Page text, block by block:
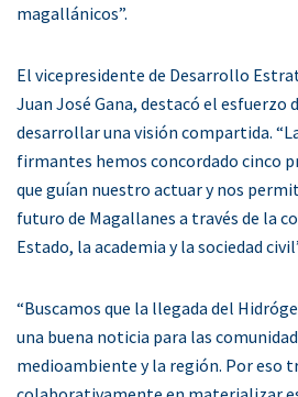
magallánicos”.
El vicepresidente de Desarrollo
Juan José Gana, destacó el esfuerzo
desarrollar una visión compartida.
firmantes hemos concordado cinco
que guían nuestro actuar y nos
futuro de Magallanes a través de la
Estado, la academia y la sociedad
“Buscamos que la llegada del
una buena noticia para las
medioambiente y la región. Por eso